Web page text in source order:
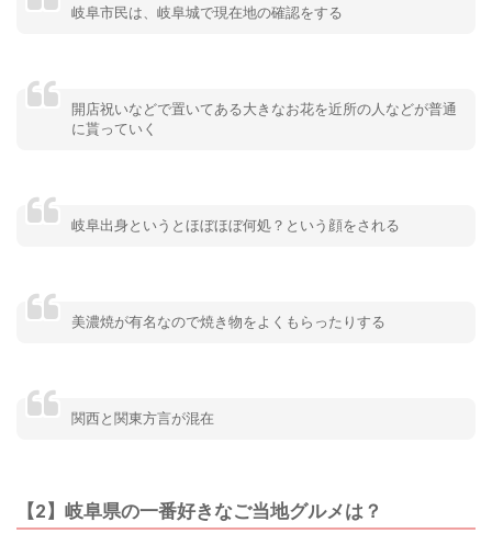
岐阜市民は、岐阜城で現在地の確認をする
開店祝いなどで置いてある大きなお花を近所の人などが普通
に貰っていく
岐阜出身というとほぼほぼ何処？という顔をされる
美濃焼が有名なので焼き物をよくもらったりする
関西と関東方言が混在
【2】岐阜県の一番好きなご当地グルメは？